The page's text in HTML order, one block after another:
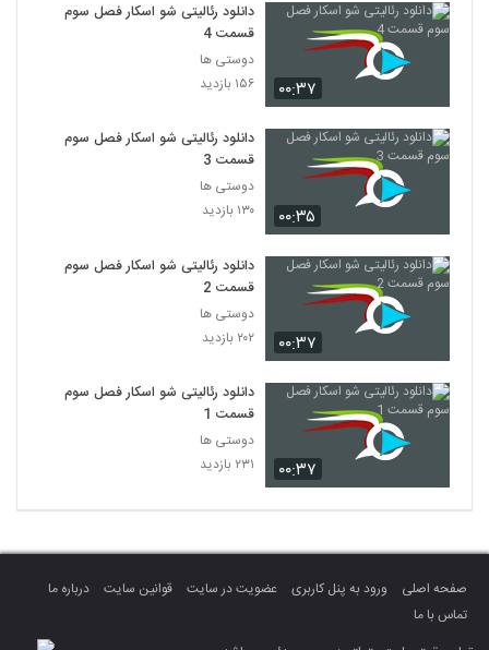
۰۰:۳۷
دانلود رئالیتی شو اسکار فصل سوم
قسمت 4
دوستی ها
۱۵۶ بازدید
۰۰:۳۵
دانلود رئالیتی شو اسکار فصل سوم
قسمت 3
دوستی ها
۱۳۰ بازدید
۰۰:۳۷
دانلود رئالیتی شو اسکار فصل سوم
قسمت 2
دوستی ها
۲۰۲ بازدید
۰۰:۳۷
دانلود رئالیتی شو اسکار فصل سوم
قسمت 1
دوستی ها
۲۳۱ بازدید
صفحه اصلی ورود به پنل کاربری عضویت در سایت قوانین سایت
درباره ما
تماس با ما